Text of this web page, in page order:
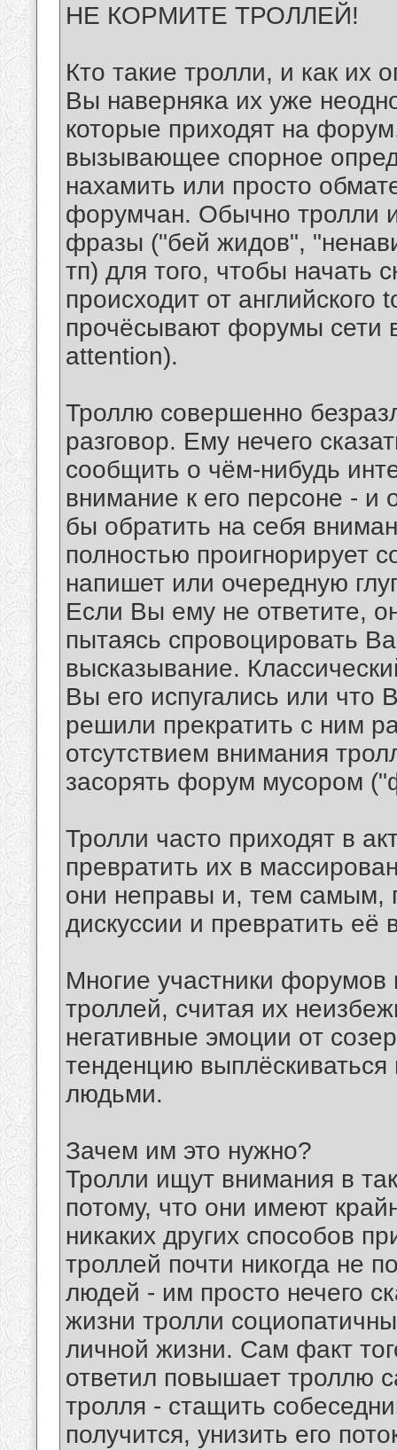
НЕ КОРМИТЕ ТРОЛЛЕЙ!
Кто такие тролли, и как их
Вы наверняка их уже
которые приходят на
вызывающее спорное
нахамить или просто
форумчан. Обычно тролли
фразы ("бей жидов",
тп) для того, чтобы начать
происходит от
прочёсывают форумы сети
attention).
Троллю совершенно
разговор. Ему нечего
сообщить о чём-нибудь
внимание к его персоне - и
бы обратить на себя
полностью проигнорирует
напишет или очередную
Если Вы ему не ответите,
пытаясь спровоцировать
высказывание.
Вы его испугались или что
решили прекратить с ним
отсутствием внимания
засорять форум мусором
Тролли часто приходят в
превратить их в
они неправы и, тем самым,
дискуссии и превратить её
Многие участники форумов
троллей, считая их
негативные эмоции от
тенденцию
людьми.
Зачем им это нужно?
Тролли ищут внимания в
потому, что они имеют
никаких других способов
троллей почти никогда не
людей - им просто нечего
жизни тролли
личной жизни. Сам факт
ответил повышает троллю
тролля - стащить
получится, унизить его